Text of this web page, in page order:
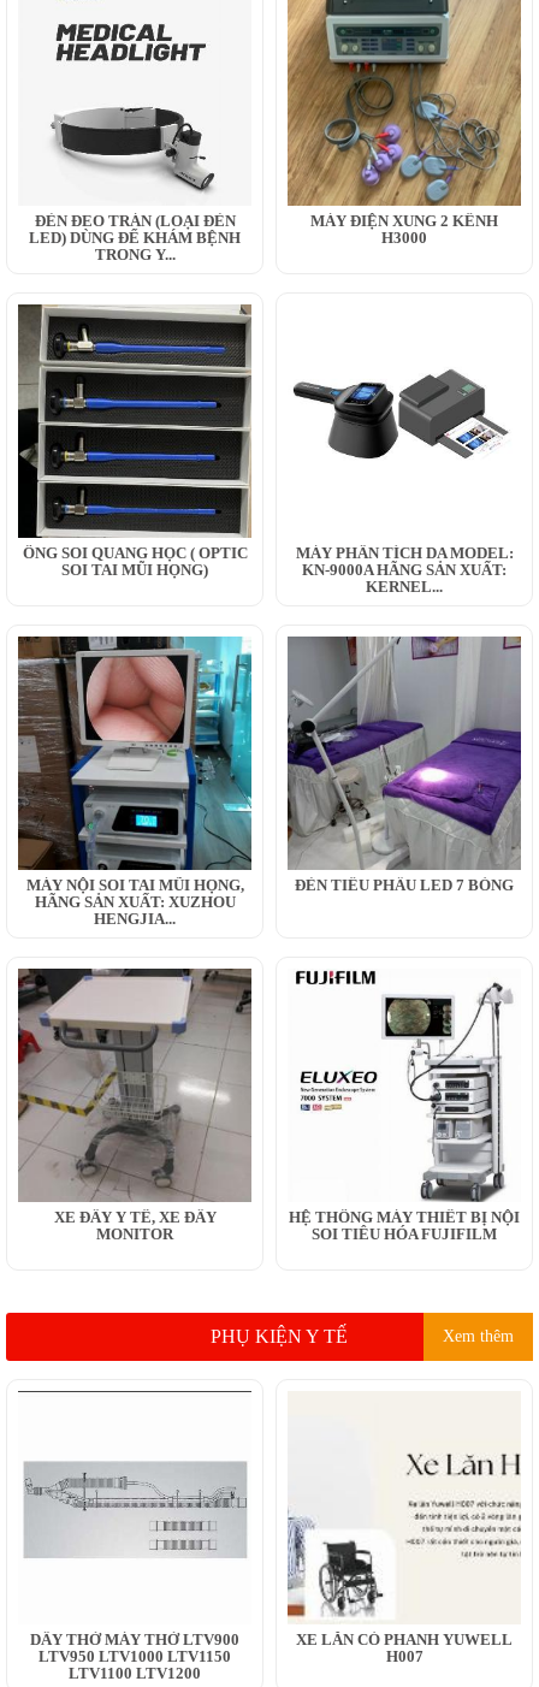
ĐÈN ĐEO TRÁN (LOẠI ĐÈN
LED) DÙNG ĐỂ KHÁM BỆNH
TRONG Y...
MÁY ĐIỆN XUNG 2 KÊNH
H3000
ỐNG SOI QUANG HỌC ( OPTIC
SOI TAI MŨI HỌNG)
MÁY PHÂN TÍCH DA MODEL:
KN-9000A HÃNG SẢN XUẤT:
KERNEL...
MÁY NỘI SOI TAI MŨI HỌNG,
HÃNG SẢN XUẤT: XUZHOU
HENGJIA...
ĐÈN TIỂU PHẪU LED 7 BÓNG
XE ĐẨY Y TẾ, XE ĐẨY
MONITOR
HỆ THỐNG MÁY THIẾT BỊ NỘI
SOI TIÊU HÓA FUJIFILM
PHỤ KIỆN Y TẾ Xem thêm
DÂY THỞ MÁY THỞ LTV900
LTV950 LTV1000 LTV1150
LTV1100 LTV1200
XE LĂN CÓ PHANH YUWELL
H007